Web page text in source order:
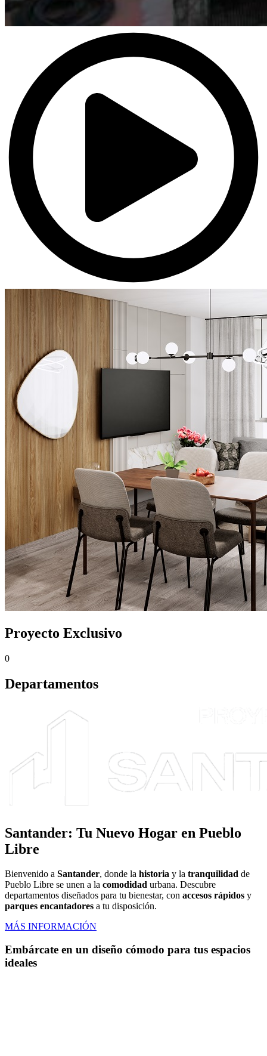
Proyecto Exclusivo
0
Departamentos
Santander: Tu Nuevo Hogar en Pueblo
Libre
Bienvenido a Santander, donde la historia y la tranquilidad de
Pueblo Libre se unen a la comodidad urbana. Descubre
departamentos diseñados para tu bienestar, con accesos rápidos y
parques encantadores a tu disposición.
MÁS INFORMACIÓN
Embárcate en un diseño cómodo para tus espacios
ideales